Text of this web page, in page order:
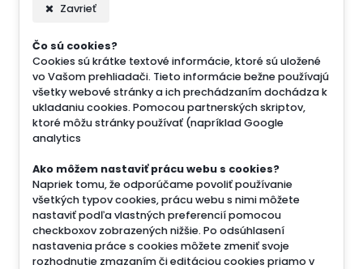
Zavrieť
Čo sú cookies?
Cookies sú krátke textové informácie, ktoré sú uložené
vo Vašom prehliadači. Tieto informácie bežne používajú
všetky webové stránky a ich prechádzaním dochádza k
ukladaniu cookies. Pomocou partnerských skriptov,
ktoré môžu stránky používať (napríklad Google
analytics
Ako môžem nastaviť prácu webu s cookies?
Napriek tomu, že odporúčame povoliť používanie
všetkých typov cookies, prácu webu s nimi môžete
nastaviť podľa vlastných preferencií pomocou
checkboxov zobrazených nižšie. Po odsúhlasení
nastavenia práce s cookies môžete zmeniť svoje
rozhodnutie zmazaním či editáciou cookies priamo v